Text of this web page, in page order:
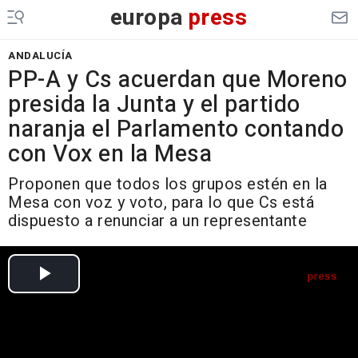
europa press
ANDALUCÍA
PP-A y Cs acuerdan que Moreno
presida la Junta y el partido
naranja el Parlamento contando
con Vox en la Mesa
Proponen que todos los grupos estén en la
Mesa con voz y voto, para lo que Cs está
dispuesto a renunciar a un representante